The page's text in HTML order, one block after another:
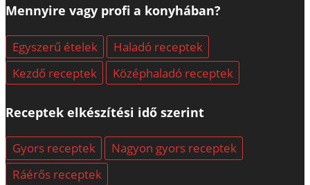
Mennyire vagy profi a konyhában?
Egyszerű ételek
Haladó receptek
Kezdő receptek
Középhaladó receptek
Receptek elkészítési idő szerint
Gyors receptek
Nagyon gyors receptek
Ráérős receptek